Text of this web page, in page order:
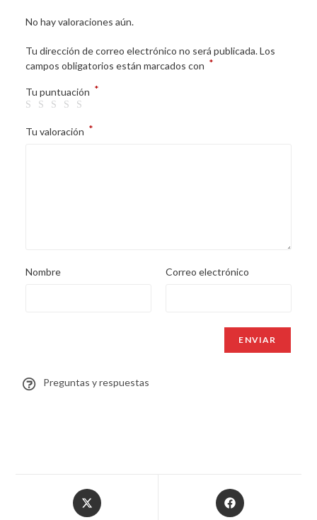
No hay valoraciones aún.
Tu dirección de correo electrónico no será publicada. Los
campos obligatorios están marcados con *
Tu puntuación *
Tu valoración *
Nombre Correo electrónico
Preguntas y respuestas